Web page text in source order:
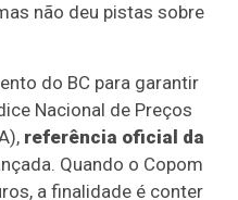
não deu pistas sobre
do BC para garantir
Nacional de Preços
referência oficial da
Quando o Copom
a finalidade é conter